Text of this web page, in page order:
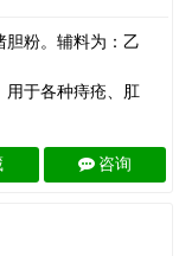
胆粉。辅料为：乙
用于各种痔疮、肛
咨询